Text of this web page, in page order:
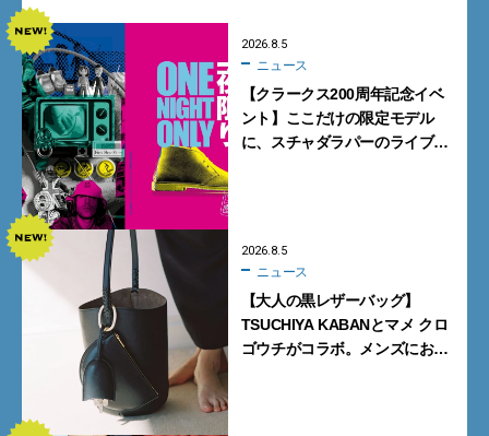
2026.8.5
ニュース
【クラークス200周年記念イベ
ント】ここだけの限定モデル
に、スチャダラパーのライブ
2026.8.5
ニュース
【大人の黒レザーバッグ】
TSUCHIYA KABANとマメ クロ
ゴウチがコラボ。メンズにおす